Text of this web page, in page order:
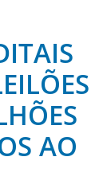
AO